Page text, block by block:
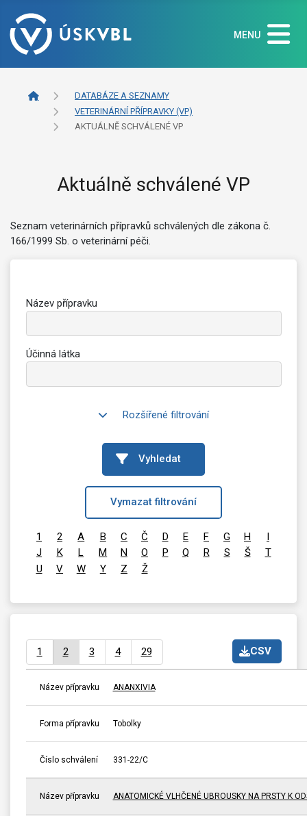
MENU
DATABÁZE A SEZNAMY
VETERINÁRNÍ PŘÍPRAVKY (VP)
AKTUÁLNĚ SCHVÁLENÉ VP
Aktuálně schválené VP
Seznam veterinárních přípravků schválených dle zákona č.
166/1999 Sb. o veterinární péči.
Název přípravku
Účinná látka
Rozšířené filtrování
Vyhledat
Vymazat filtrování
1 2 A B C Č D E F G H
I
J
K L M N O P Q R S Š
T
U
V W Y Z Ž
CSV
1 2 3 4 29
Název přípravku ANANXIVIA
Forma přípravku Tobolky
Číslo schválení 331-22/C
Název přípravku ANATOMICKÉ VLHČENÉ UBROUSKY NA PRSTY K